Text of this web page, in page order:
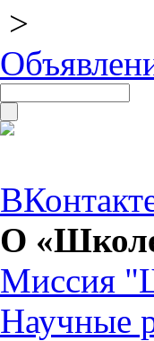
>
О
Миссия
Научные